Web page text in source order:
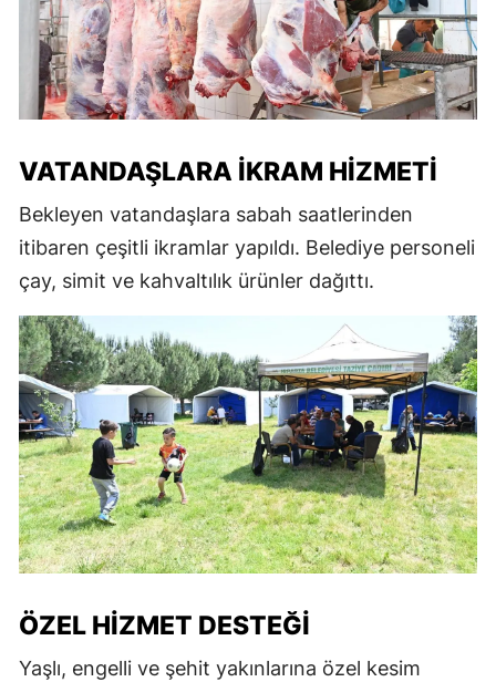
VATANDAŞLARA İKRAM HIZMETI
Bekleyen vatandaşlara sabah saatlerinden
itibaren çeşitli ikramlar yapıldı. Belediye personeli
çay, simit ve kahvaltılık ürünler dağıttı.
ÖZEL HIZMET DESTEĞI
Yaşlı, engelli ve şehit yakınlarına özel kesim